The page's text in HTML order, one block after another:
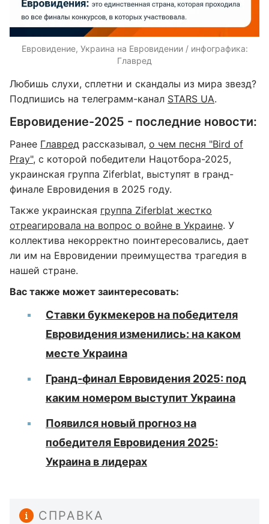
Евровидение, Украина на Евровидении / инфографика:
Главред
Любишь слухи, сплетни и скандалы из мира звезд?
Подпишись на телеграмм-канал STARS UA.
Евровидение-2025 - последние новости:
Ранее Главред рассказывал, о чем песня "Bird of
Pray", с которой победители Нацотбора-2025,
украинская группа Ziferblat, выступят в гранд-
финале Евровидения в 2025 году.
Также украинская группа Ziferblat жестко
отреагировала на вопрос о войне в Украине. У
коллектива некорректно поинтересовались, дает
ли им на Евровидении преимущества трагедия в
нашей стране.
Вас также может заинтересовать:
Ставки букмекеров на победителя
Евровидения изменились: на каком
месте Украина
Гранд-финал Евровидения 2025: под
каким номером выступит Украина
Появился новый прогноз на
победителя Евровидения 2025:
Украина в лидерах
СПРАВКА